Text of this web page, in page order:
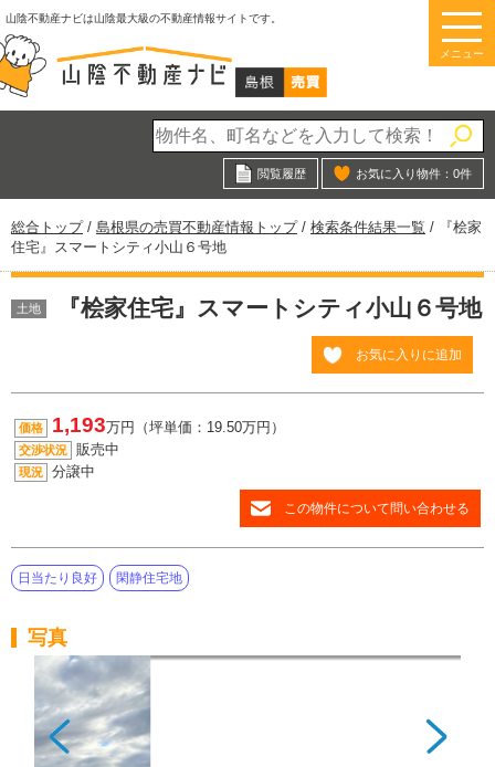
このページの本文へ
山陰不動産ナビは山陰最大級の不動産情報サイトです。
メニュー
閲覧履歴 お気に入り物件： 0件
現
在
の
置：
総合トップ/ 島根県の売買不動産情報トップ/ 検索条件結果一覧 /
『桧家
住宅』スマートシティ小山６号地
土地 『桧家住宅』スマートシティ小山６号地
お気に入りに追加
価格 1,193万円（坪単価：19.50万円）
交渉状況 販売中
現況 分譲中
この物件について問い合わせる
日当たり良好 閑静住宅地
写真